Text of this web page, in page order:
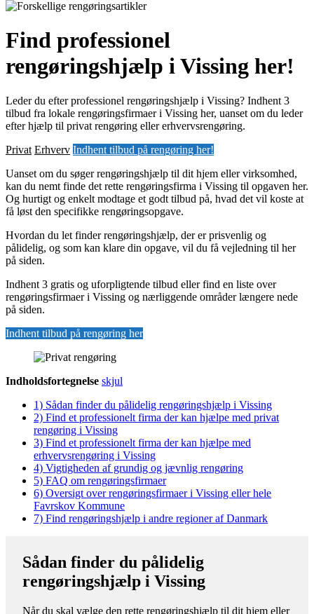
Find professionel
rengøringshjælp i Vissing her!
Leder du efter professionel rengøringshjælp i Vissing? Indhent 3
tilbud fra lokale rengøringsfirmaer i Vissing her, uanset om du leder
efter hjælp til privat rengøring eller erhvervsrengøring.
Privat Erhverv Indhent tilbud på rengøring her!
Uanset om du søger rengøringshjælp til dit hjem eller virksomhed,
kan du nemt finde det rette rengøringsfirma i Vissing til opgaven her.
Og hurtigt og enkelt modtage et godt tilbud på, hvad det vil koste at
få løst den specifikke rengøringsopgave.
Hvordan du let finder rengøringshjælp, der er prisvenlig og
pålidelig, og som kan klare din opgave, vil du få vejledning til her
på siden.
Indhent 3 gratis og uforpligtende tilbud eller find en liste over
rengøringsfirmaer i Vissing og nærliggende områder længere nede
på siden.
Indhent tilbud på rengøring her
Indholdsfortegnelse skjul
1) Sådan finder du pålidelig rengøringshjælp i Vissing
2) Find et professionelt firma der kan hjælpe med privat
rengøring i Vissing
3) Find et professionelt firma der kan hjælpe med
erhvervsrengøring i Vissing
4) Vigtigheden af grundig og jævnlig rengøring
5) FAQ om rengøringsfirmaer
6) Oversigt over rengøringsfirmaer i Vissing eller hele
Favrskov Kommune
7) Find rengøringshjælp i andre regioner af Danmark
Sådan finder du pålidelig
rengøringshjælp i Vissing
Når du skal vælge den rette rengøringshjælp til dit hjem eller